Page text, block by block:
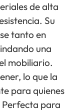
de alta
Su
tanto en
una
mobiliario.
lo que la
para quienes
Perfecta para